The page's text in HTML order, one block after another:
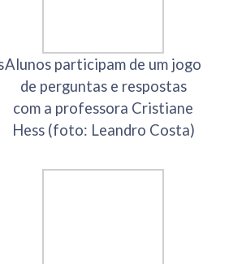
Alunos participam de um jogo
de perguntas e respostas
com a professora Cristiane
Hess (foto: Leandro Costa)